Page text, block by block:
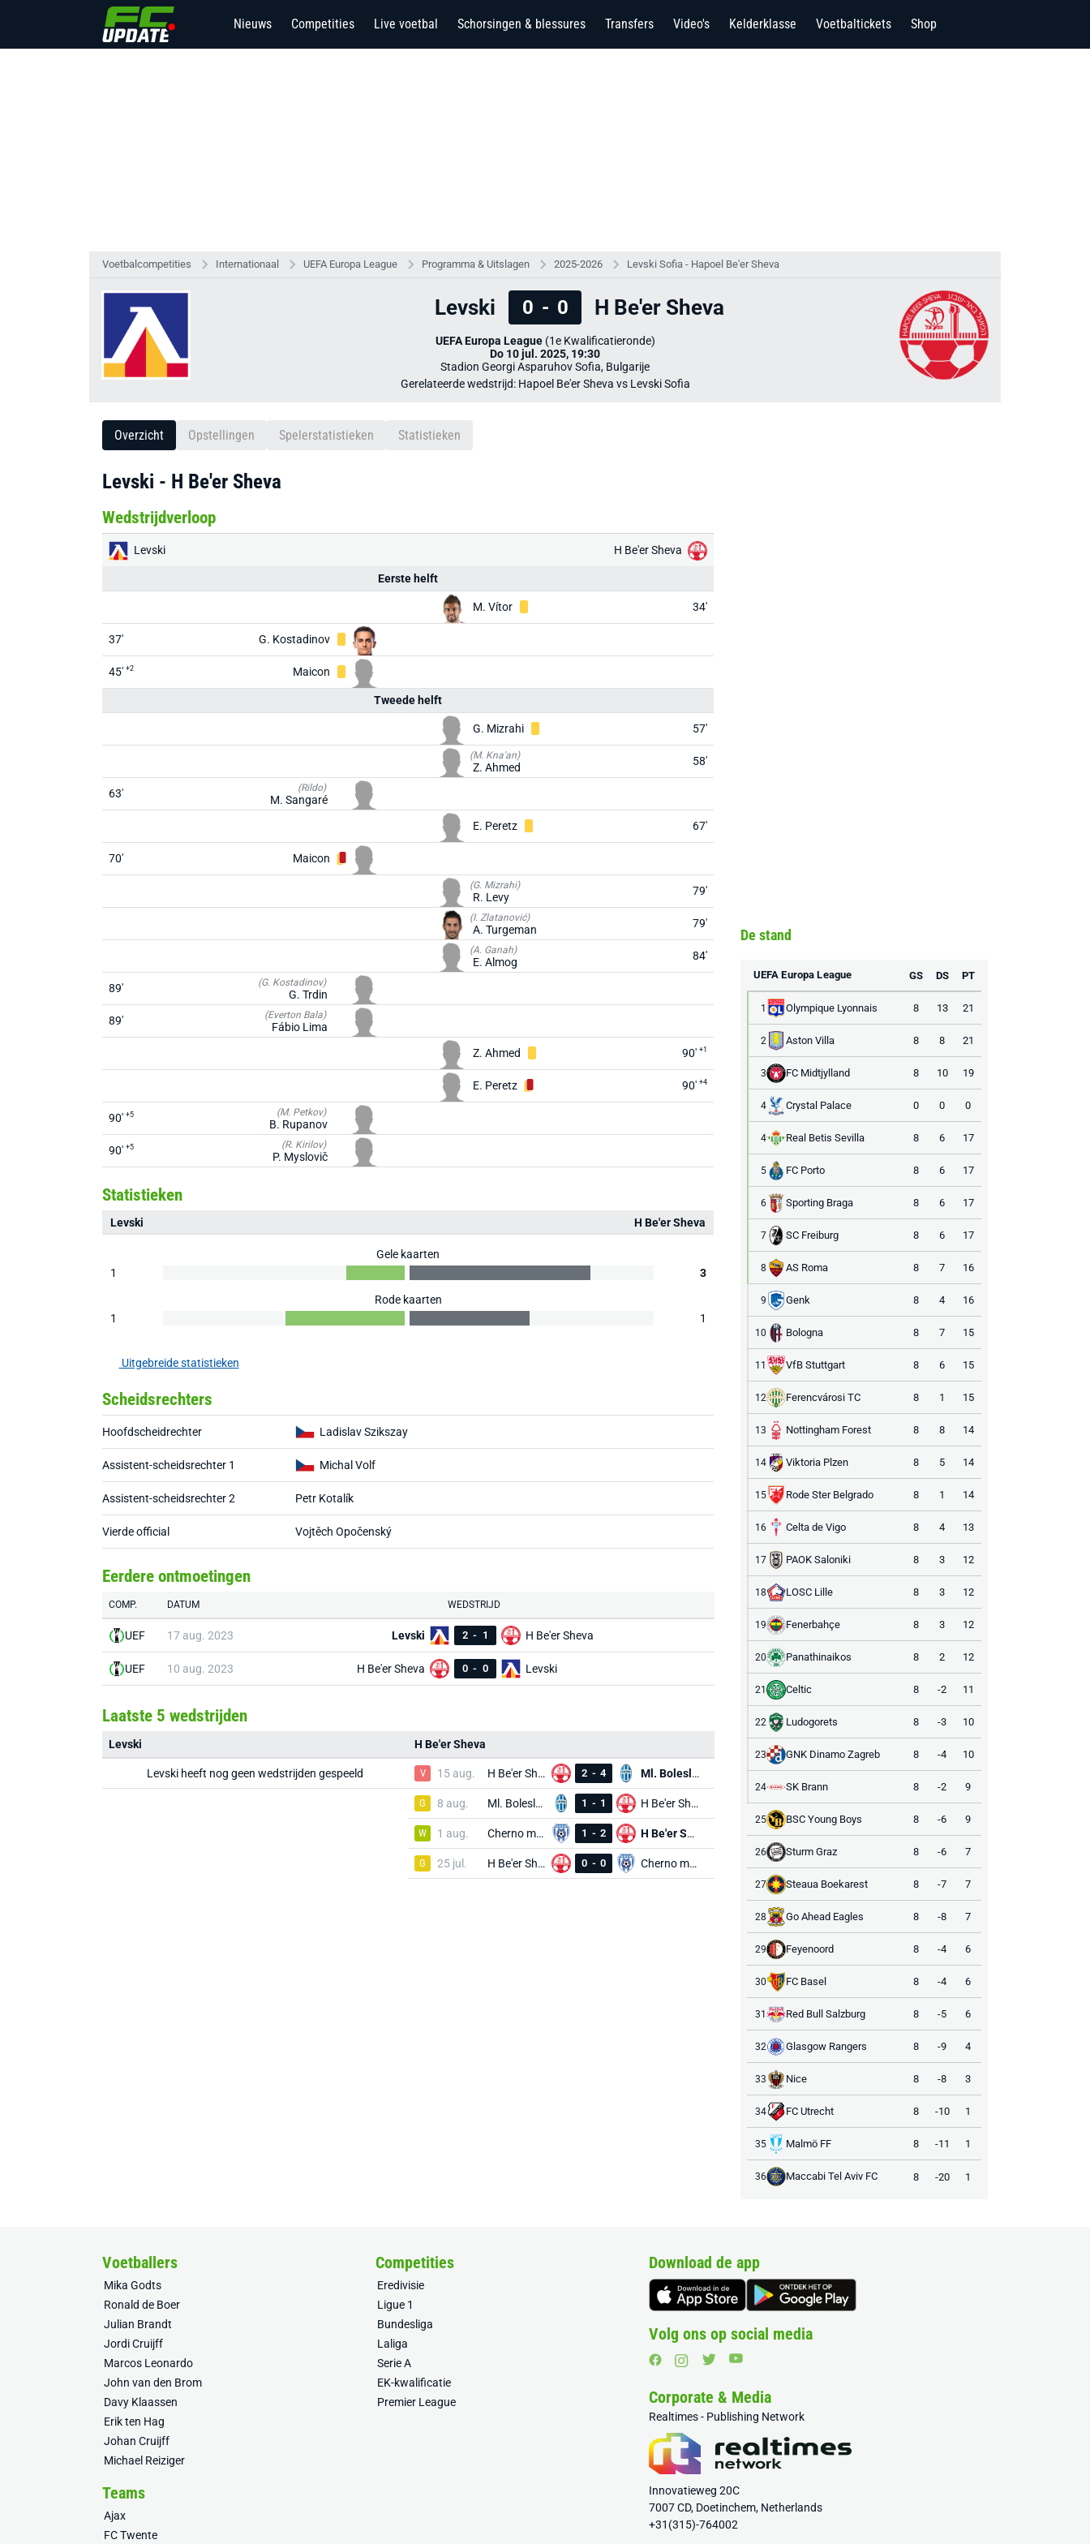
Nieuws Competities Live voetbal Schorsingen & blessures Transfers Video's Kelderklasse Voetbaltickets Shop
Voetbalcompetities Internationaal UEFA Europa League Programma & Uitslagen 2025-2026 Levski Sofia - Hapoel Be'er Sheva
Levski 0 - 0 H Be'er Sheva
UEFA Europa League(1e Kwalificatieronde)
Do 10 jul. 2025, 19:30
Stadion Georgi Asparuhov Sofia, Bulgarije
Gerelateerde wedstrijd: Hapoel Be'er Sheva vs Levski Sofia
Overzicht Opstellingen Spelerstatistieken Statistieken
Levski - H Be'er Sheva
Wedstrijdverloop
Levski H Be'er Sheva
Eerste helft
M. Vítor 34'
37' G. Kostadinov
45' +2 Maicon
Tweede helft
G. Mizrahi 57'
(M. Kna'an)
Z. Ahmed 58'
63' (Rildo)
M. Sangaré
E. Peretz
67'
70' Maicon
(G. Mizrahi)
R. Levy 79'
(I. Zlatanović)
A. Turgeman 79'
(A. Ganah)
E. Almog 84'
89' (G. Kostadinov)
G. Trdin
89'
(Everton Bala)
Fábio Lima
Z. Ahmed
90' +1
E. Peretz 90' +4
90' +5 (M. Petkov)
B. Rupanov
90' +5 (R. Kirilov)
P. Myslovič
Statistieken
Levski H Be'er Sheva
Gele kaarten
1
3
Rode kaarten
1
1
Uitgebreide statistieken
Scheidsrechters
Hoofdscheidrechter Ladislav Szikszay
Assistent-scheidsrechter 1 Michal Volf
Assistent-scheidsrechter 2 Petr Kotalík
Vierde official Vojtěch Opočenský
Eerdere ontmoetingen
COMP. DATUM WEDSTRIJD
UEF 17 aug. 2023 Levski 2 - 1 H Be'er Sheva
UEF 10 aug. 2023 H Be'er Sheva 0 - 0 Levski
Laatste 5 wedstrijden
Levski
Levski heeft nog geen wedstrijden gespeeld
H Be'er Sheva
V 15 aug. H Be'er Sheva 2 - 4 Ml. Boleslav
G 8 aug. Ml. Boleslav 1 - 1 H Be'er Sheva
W 1 aug. Cherno more 1 - 2 H Be'er Sheva
G 25 jul. H Be'er Sheva 0 - 0 Cherno more
De stand
UEFA Europa League GS DS PT
1 Olympique Lyonnais 8 13 21
2 Aston Villa 8 8 21
3 FC Midtjylland 8 10 19
4 Crystal Palace 0 0 0
4 Real Betis Sevilla 8 6 17
5 FC Porto 8 6 17
6 Sporting Braga 8 6 17
7 SC Freiburg 8 6 17
8 AS Roma 8 7 16
9 Genk 8 4 16
10 Bologna 8 7 15
11 VfB Stuttgart 8 6 15
12 Ferencvárosi TC 8 1 15
13 Nottingham Forest 8 8 14
14 Viktoria Plzen 8 5 14
15 Rode Ster Belgrado 8 1 14
16 Celta de Vigo 8 4 13
17 PAOK Saloniki 8 3 12
18 LOSC Lille 8 3 12
19 Fenerbahçe 8 3 12
20 Panathinaikos 8 2 12
21 Celtic 8 -2 11
22 Ludogorets 8 -3 10
23 GNK Dinamo Zagreb 8 -4 10
24 SK Brann 8 -2 9
25 BSC Young Boys 8 -6 9
26 Sturm Graz 8 -6 7
27 Steaua Boekarest 8 -7 7
28 Go Ahead Eagles 8 -8 7
29 Feyenoord 8 -4 6
30 FC Basel 8 -4 6
31 Red Bull Salzburg 8 -5 6
32 Glasgow Rangers 8 -9 4
33 Nice 8 -8 3
34 FC Utrecht 8 -10 1
35 Malmö FF 8 -11 1
36 Maccabi Tel Aviv FC 8 -20 1
Voetballers
Mika Godts
Ronald de Boer
Julian Brandt
Jordi Cruijff
Marcos Leonardo
John van den Brom
Davy Klaassen
Erik ten Hag
Johan Cruijff
Michael Reiziger
Competities
Eredivisie
Ligue 1
Bundesliga
Laliga
Serie A
EK-kwalificatie
Premier League
Teams
Ajax
FC Twente
Download de app
Volg ons op social media
Corporate & Media
Realtimes - Publishing Network
Innovatieweg 20C
7007 CD, Doetinchem, Netherlands
+31(315)-764002